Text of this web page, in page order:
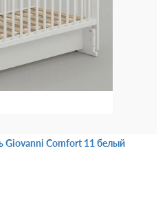
Giovanni Comfort 11 белый